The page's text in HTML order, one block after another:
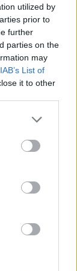
utilized by
prior to
further
parties on the
may
IAB’s List of
it to other
για